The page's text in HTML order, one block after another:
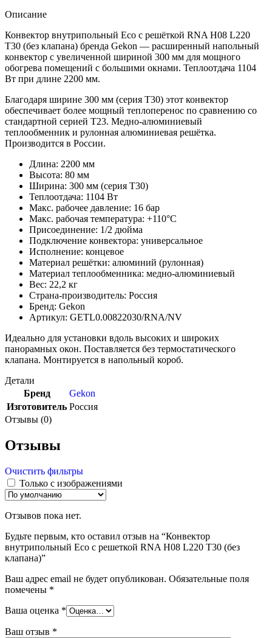
Описание
Конвектор внутрипольный Eco с решёткой RNA H08 L220
T30 (без клапана) бренда Gekon — расширенный напольный
конвектор с увеличенной шириной 300 мм для мощного
обогрева помещений с большими окнами. Теплоотдача 1104
Вт при длине 2200 мм.
Благодаря ширине 300 мм (серия T30) этот конвектор
обеспечивает более мощный теплоперенос по сравнению со
стандартной серией T23. Медно-алюминиевый
теплообменник и рулонная алюминиевая решётка.
Производится в России.
Длина: 2200 мм
Высота: 80 мм
Ширина: 300 мм (серия T30)
Теплоотдача: 1104 Вт
Макс. рабочее давление: 16 бар
Макс. рабочая температура: +110°C
Присоединение: 1/2 дюйма
Подключение конвектора: универсальное
Исполнение: концевое
Материал решётки: алюминий (рулонная)
Материал теплообменника: медно-алюминиевый
Вес: 22,2 кг
Страна-производитель: Россия
Бренд: Gekon
Артикул: GETL0.00822030/RNA/NV
Идеально для установки вдоль высоких и широких
панорамных окон. Поставляется без термостатического
клапана. Монтируется в напольный короб.
Детали
Бренд
Gekon
Изготовитель Россия
Отзывы (0)
Отзывы
Очистить фильтры
Только с изображениями
Отзывов пока нет.
Будьте первым, кто оставил отзыв на “Конвектор
внутрипольный Eco с решеткой RNA H08 L220 T30 (без
клапана)”
Ваш адрес email не будет опубликован. Обязательные поля
помечены *
Ваша оценка *
Ваш отзыв *